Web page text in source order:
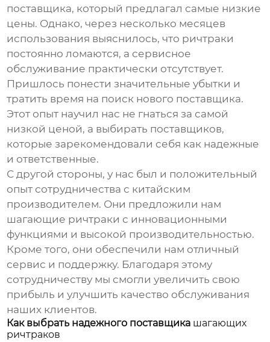
поставщика, который предлагал самые низкие
цены. Однако, через несколько месяцев
использования выяснилось, что ричтраки
постоянно ломаются, а сервисное
обслуживание практически отсутствует.
Пришлось понести значительные убытки и
тратить время на поиск нового поставщика.
Этот опыт научил нас не гнаться за самой
низкой ценой, а выбирать поставщиков,
которые зарекомендовали себя как надежные
и ответственные.
С другой стороны, у нас был и положительный
опыт сотрудничества с китайским
производителем. Они предложили нам
шагающие ричтраки с инновационными
функциями и высокой производительностью.
Кроме того, они обеспечили нам отличный
сервис и поддержку. Благодаря этому
сотрудничеству мы смогли увеличить свою
прибыль и улучшить качество обслуживания
наших клиентов.
Как выбрать надежного поставщика шагающих
ричтраков